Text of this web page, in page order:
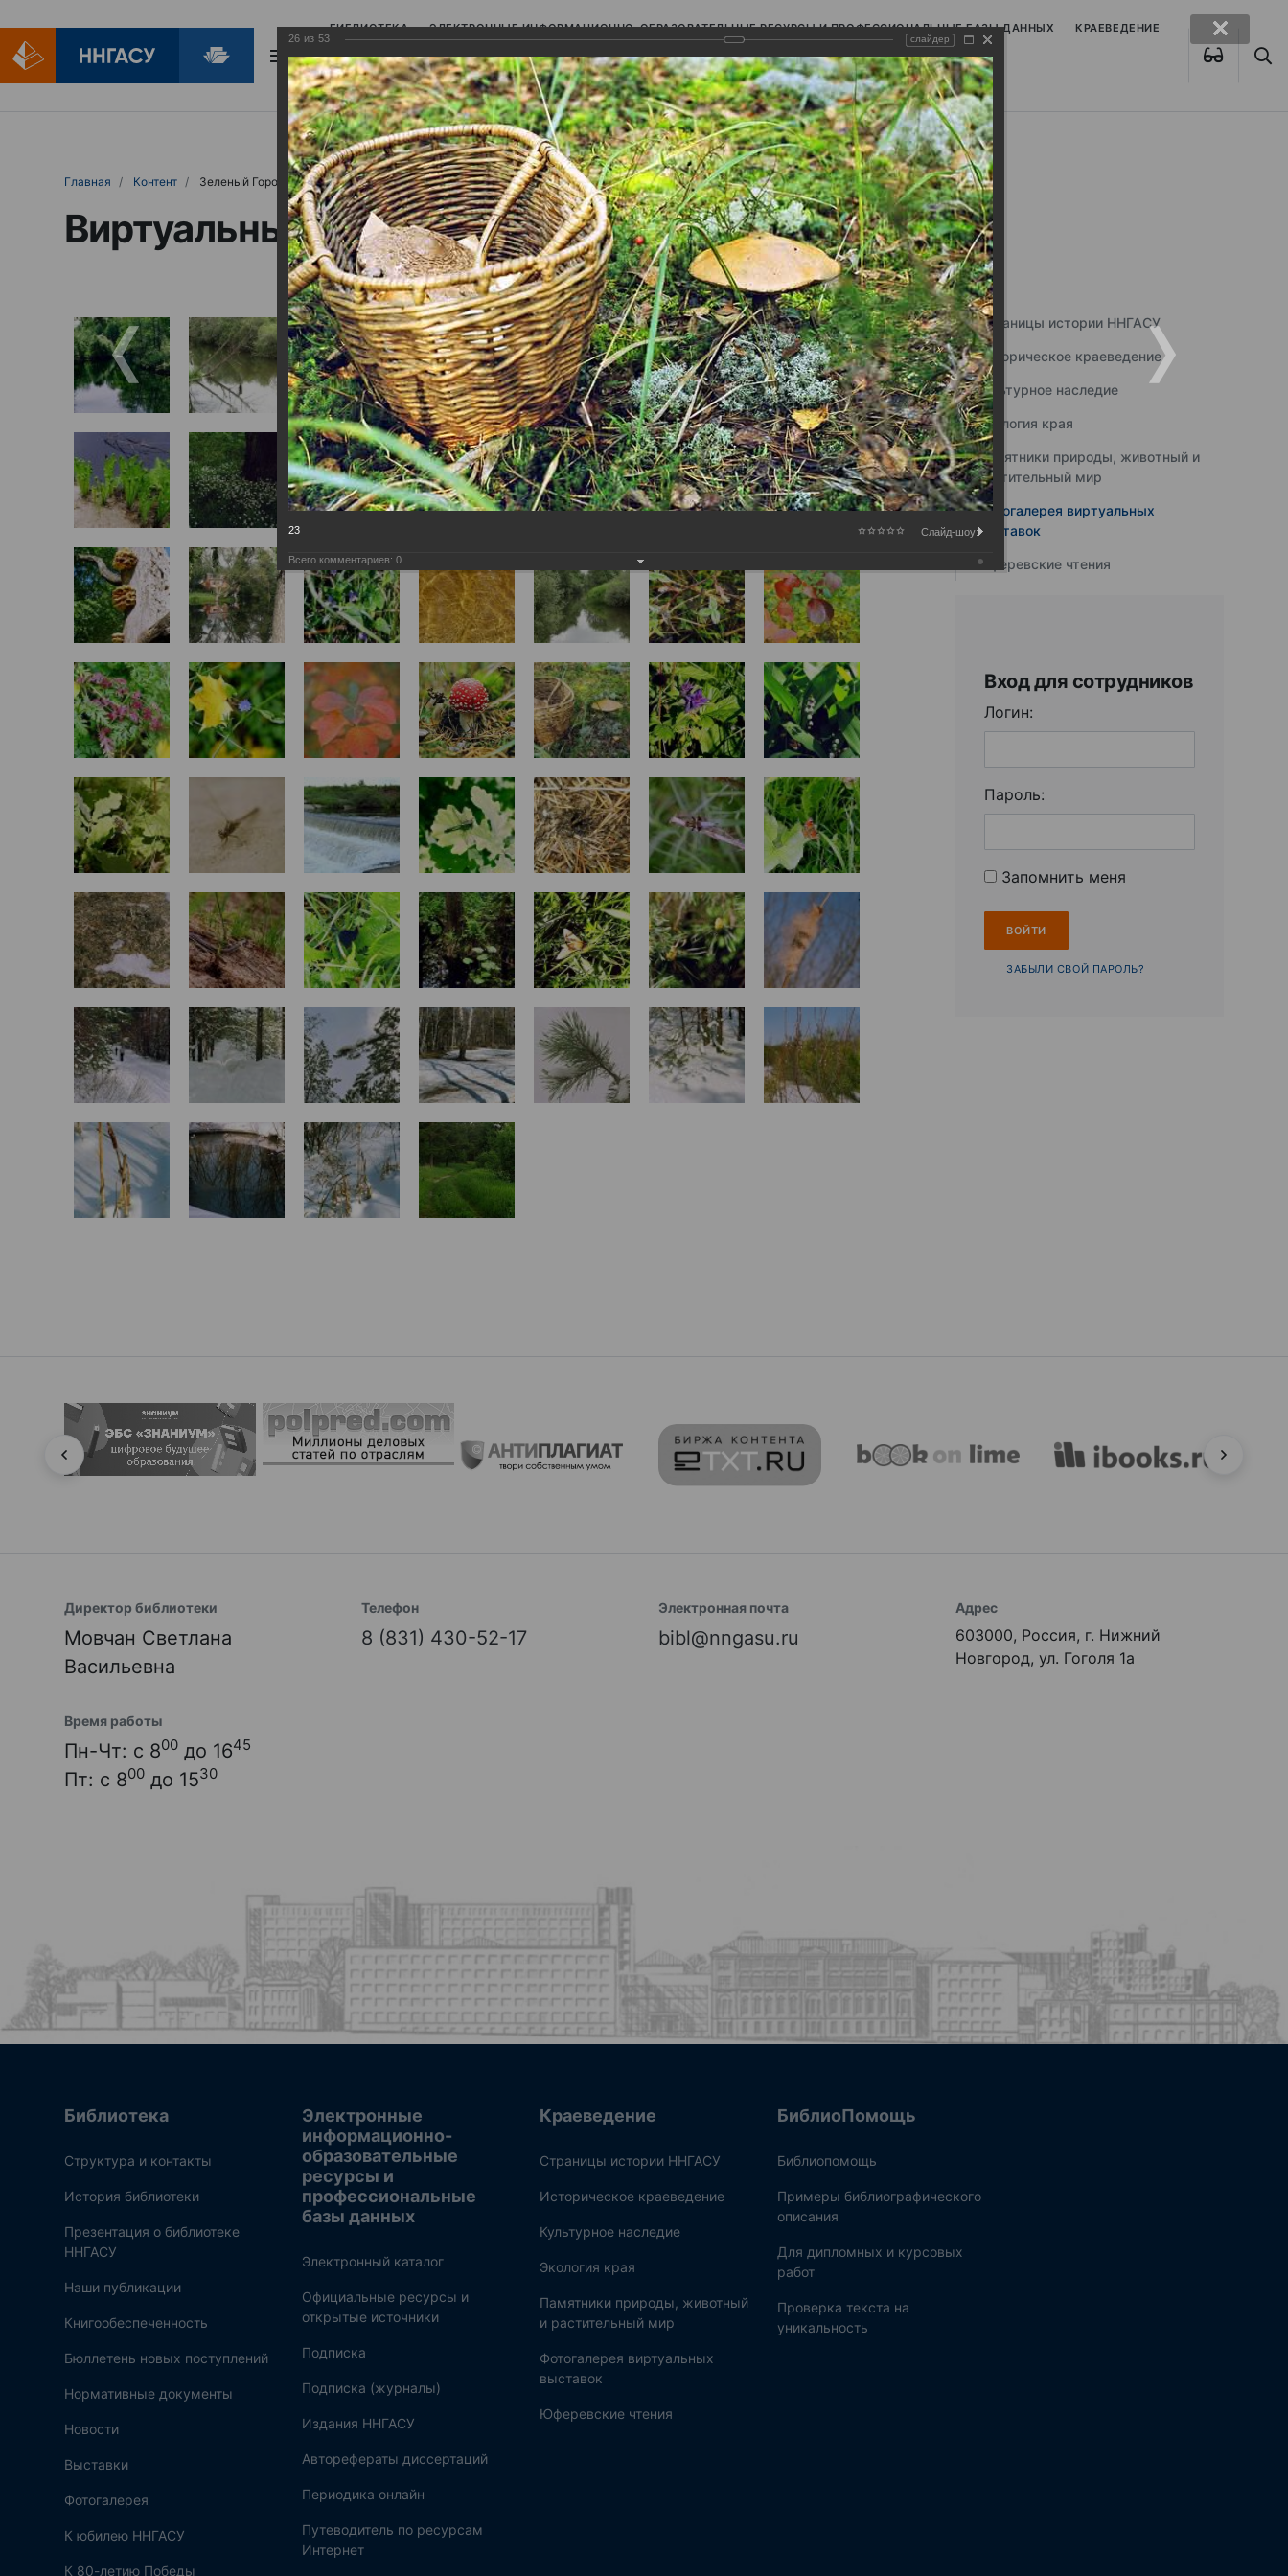
БИБЛИОТЕКА ЭЛЕКТРОННЫЕ ИНФОРМАЦИОННО-ОБРАЗОВАТЕЛЬНЫЕ РЕСУРСЫ И ПРОФЕССИОНАЛЬНЫЕ БАЗЫ ДАННЫХ КРАЕВЕДЕНИЕ
БИБЛИОПОМОЩЬ
Главная Контент Зеленый Город
Виртуальные выставки (фотоальбомы)
Страницы истории ННГАСУ
Историческое краеведение
Культурное наследие
Экология края
Памятники природы, животный и
растительный мир
Фотогалерея виртуальных
выставок
Юферевские чтения
Вход для сотрудников
Логин:
Пароль:
Запомнить меня
ЗАБЫЛИ СВОЙ ПАРОЛЬ?
Директор библиотеки
Мовчан Светлана
Васильевна
Телефон
8 (831) 430-52-17
Электронная почта
bibl@nngasu.ru
Адрес
603000, Россия, г. Нижний
Новгород, ул. Гоголя 1а
Время работы
Пн-Чт: с 800 до 1645
Пт: с 800 до 1530
Библиотека
Структура и контакты
История библиотеки
Презентация о библиотеке
ННГАСУ
Наши публикации
Книгообеспеченность
Бюллетень новых поступлений
Нормативные документы
Новости
Выставки
Фотогалерея
К юбилею ННГАСУ
К 80-летию Победы
Электронные
информационно-
образовательные
ресурсы и
профессиональные
базы данных
Электронный каталог
Официальные ресурсы и
открытые источники
Подписка
Подписка (журналы)
Издания ННГАСУ
Авторефераты диссертаций
Периодика онлайн
Путеводитель по ресурсам
Интернет
Краеведение
Страницы истории ННГАСУ
Историческое краеведение
Культурное наследие
Экология края
Памятники природы, животный
и растительный мир
Фотогалерея виртуальных
выставок
Юферевские чтения
БиблиоПомощь
Библиопомощь
Примеры библиографического
описания
Для дипломных и курсовых
работ
Проверка текста на
уникальность
26 из 53 слайдер
23 Слайд-шоу:
Всего комментариев: 0